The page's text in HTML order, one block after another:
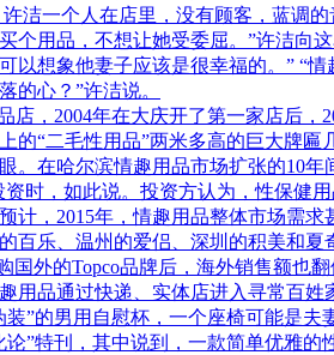
洁一个人在店里，没有顾客，蓝调
个用品，不想让她受委屈。”许洁向
以想象他妻子应该是很幸福的。” “
的心？”许洁说。
店，2004年在大庆开了第一家店后
的“二毛性用品”两米多高的巨大牌
。在哈尔滨情趣用品市场扩张的10
时，如此说。投资方认为，性保健
计，2015年，情趣用品整体市场需
百乐、温州的爱侣、深圳的积美和
国外的Topco品牌后，海外销售额也
用品通过快递、实体店进入寻常百
装”的男用自慰杯，一个座椅可能是
论”特刊，其中说到，一款简单优雅